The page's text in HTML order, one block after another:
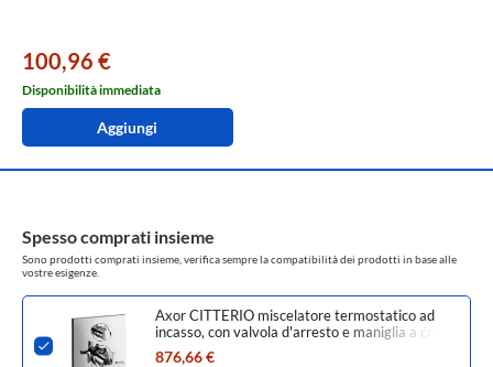
100,96 €
Disponibilità immediata
Aggiungi
Spesso comprati insieme
Sono prodotti comprati insieme, verifica sempre la compatibilità dei prodotti in base alle
vostre esigenze.
Axor CITTERIO miscelatore termostatico ad
incasso, con valvola d'arresto e maniglia a croce,
finitura cromo 39705000
876,66 €